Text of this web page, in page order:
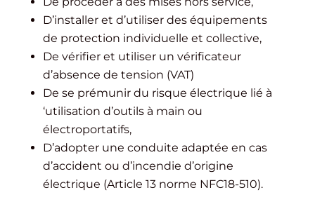
D’installer et d’utiliser des équipements
de protection individuelle et collective,
De vérifier et utiliser un vérificateur
d’absence de tension (VAT)
De se prémunir du risque électrique lié à
‘utilisation d’outils à main ou
électroportatifs,
D’adopter une conduite adaptée en cas
d’accident ou d’incendie d’origine
électrique (Article 13 norme NFC18-510).